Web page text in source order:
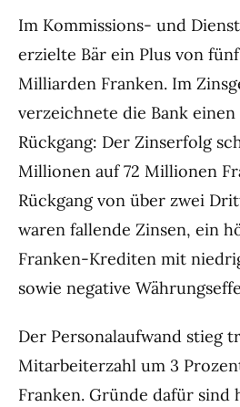
Im Kommissions- und
erzielte Bär ein Plus von
Milliarden Franken. Im
verzeichnete die Bank
Rückgang: Der Zinserfolg
Millionen auf 72 Millionen
Rückgang von über zwei
waren fallende Zinsen, ein
Franken-Krediten mit
sowie negative
Der Personalaufwand stieg
Mitarbeiterzahl um 3
Franken. Gründe dafür sind